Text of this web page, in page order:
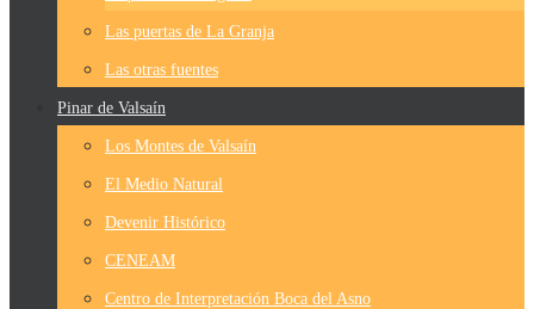
Las puertas de La Granja
Las otras fuentes
Pinar de Valsaín
Los Montes de Valsaín
El Medio Natural
Devenir Histórico
CENEAM
Centro de Interpretación Boca del Asno